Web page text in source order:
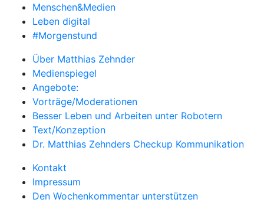
Menschen&Medien
Leben digital
#Morgenstund
Über Matthias Zehnder
Medienspiegel
Angebote:
Vorträge/Moderationen
Besser Leben und Arbeiten unter Robotern
Text/Konzeption
Dr. Matthias Zehnders Checkup Kommunikation
Kontakt
Impressum
Den Wochenkommentar unterstützen